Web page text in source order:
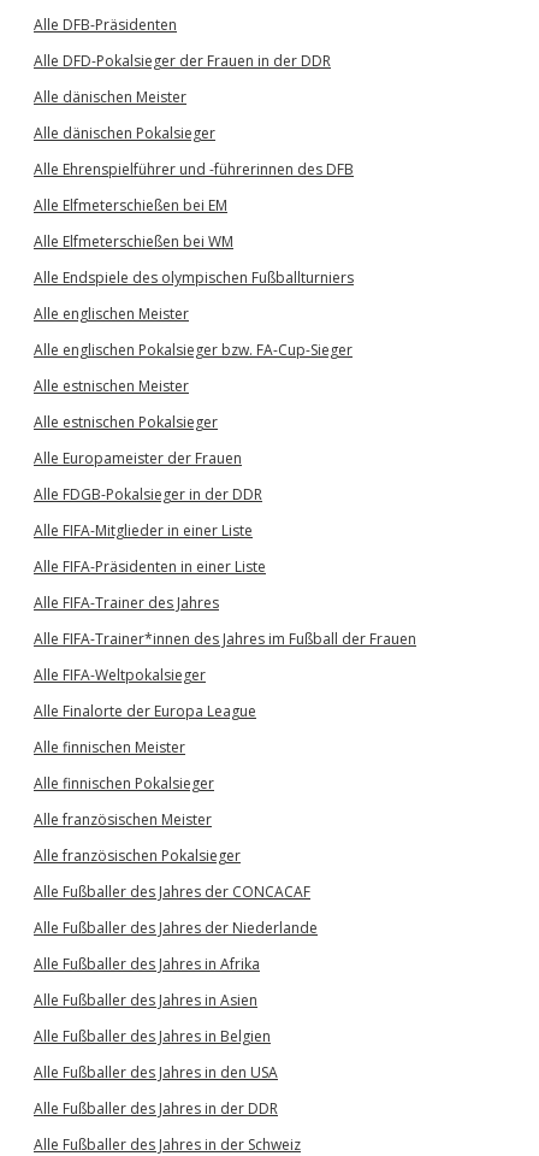
Alle DFB-Präsidenten
Alle DFD-Pokalsieger der Frauen in der DDR
Alle dänischen Meister
Alle dänischen Pokalsieger
Alle Ehrenspielführer und -führerinnen des DFB
Alle Elfmeterschießen bei EM
Alle Elfmeterschießen bei WM
Alle Endspiele des olympischen Fußballturniers
Alle englischen Meister
Alle englischen Pokalsieger bzw. FA-Cup-Sieger
Alle estnischen Meister
Alle estnischen Pokalsieger
Alle Europameister der Frauen
Alle FDGB-Pokalsieger in der DDR
Alle FIFA-Mitglieder in einer Liste
Alle FIFA-Präsidenten in einer Liste
Alle FIFA-Trainer des Jahres
Alle FIFA-Trainer*innen des Jahres im Fußball der Frauen
Alle FIFA-Weltpokalsieger
Alle Finalorte der Europa League
Alle finnischen Meister
Alle finnischen Pokalsieger
Alle französischen Meister
Alle französischen Pokalsieger
Alle Fußballer des Jahres der CONCACAF
Alle Fußballer des Jahres der Niederlande
Alle Fußballer des Jahres in Afrika
Alle Fußballer des Jahres in Asien
Alle Fußballer des Jahres in Belgien
Alle Fußballer des Jahres in den USA
Alle Fußballer des Jahres in der DDR
Alle Fußballer des Jahres in der Schweiz